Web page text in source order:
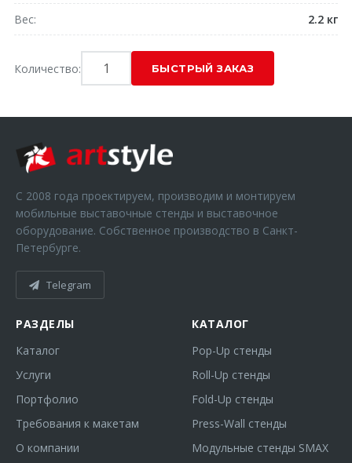
Вес 2.2 кг
Количество:
С 2008 года проектируем, производим и монтируем
мобильные выставочные стенды и выставочное
оборудование. Собственное производство в Санкт-
Петербурге.
Telegram
РАЗДЕЛЫ
Каталог
Услуги
Портфолио
Требования к макетам
О компании
КАТАЛОГ
Pop-Up стенды
Roll-Up стенды
Fold-Up стенды
Press-Wall стенды
Модульные стенды SMAX